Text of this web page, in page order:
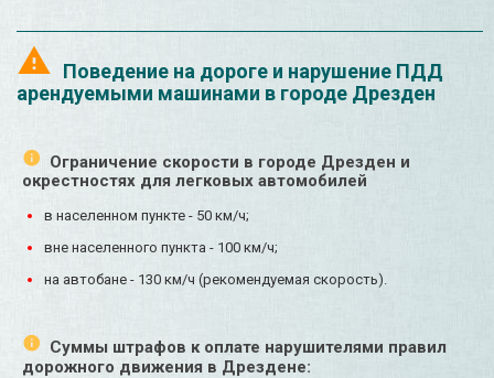
Поведение на дороге и нарушение ПДД
арендуемыми машинами в городе Дрезден
Ограничение скорости в городе Дрезден и
окрестностях для легковых автомобилей
в населенном пункте - 50 км/ч;
вне населенного пункта - 100 км/ч;
на автобане - 130 км/ч (рекомендуемая скорость).
Суммы штрафов к оплате нарушителями правил
дорожного движения в Дрездене: